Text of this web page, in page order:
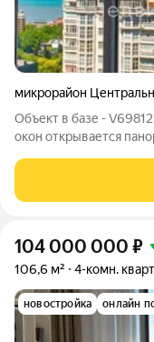
микрорайон
Объект в базе -
окон открывается
пространство, где
гостиной с видом, а
104 000 000 ₽
106,6 м² 4-комн.
новостройка онлайн